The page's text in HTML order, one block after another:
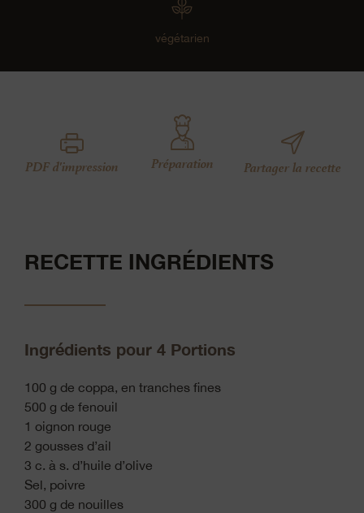
végétarien
PDF d'impression Préparation Partager la recette
RECETTE INGRÉDIENTS
Ingrédients pour 4 Portions
100 g de coppa, en tranches fines
500 g de fenouil
1 oignon rouge
2 gousses d’ail
3 c. à s. d’huile d’olive
Sel, poivre
300 g de nouilles